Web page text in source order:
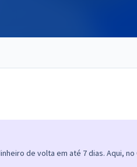
de volta em até 7 dias. Aqui, no